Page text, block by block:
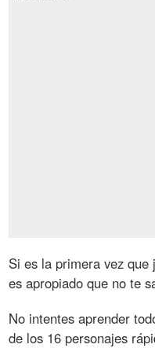
Si es la primera vez
es apropiado que no te
No intentes aprender
de los 16 personajes